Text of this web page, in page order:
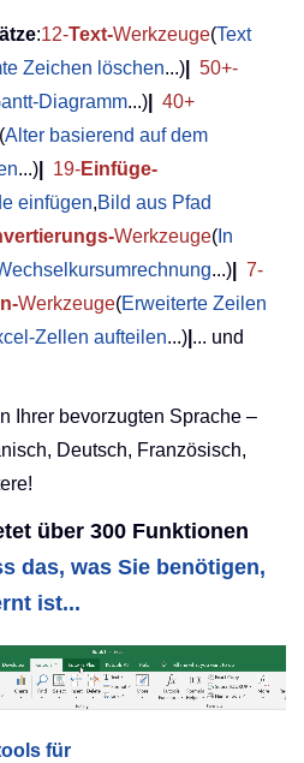
:12-Text-Werkzeuge(Text
Zeichen löschen...)
50+-
Diagramm...)
40+
(Alter basierend auf dem
...) 19-Einfüge-
einfügen,Bild aus Pfad
Werkzeuge( In
...)
7-
Werkzeuge(Erweiterte Zeilen
Zellen aufteilen...) ... und
Ihrer bevorzugten Sprache –
Deutsch, Französisch,
über 300 Funktionen
das, was Sie benötigen,
ist...
für